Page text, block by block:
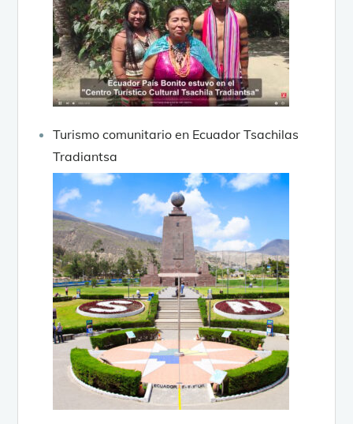
Turismo comunitario en Ecuador Tsachilas
Tradiantsa